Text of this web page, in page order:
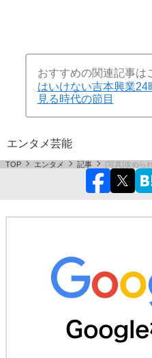
おすすめの関連記事は
はいけない吉本興業24
見る時代の節目
エンタメ芸能
TOP エンタメ 記事 [写真]攻めら